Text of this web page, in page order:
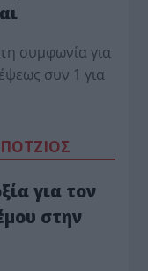
συμφωνία για
συν 1 για
για τον
στην